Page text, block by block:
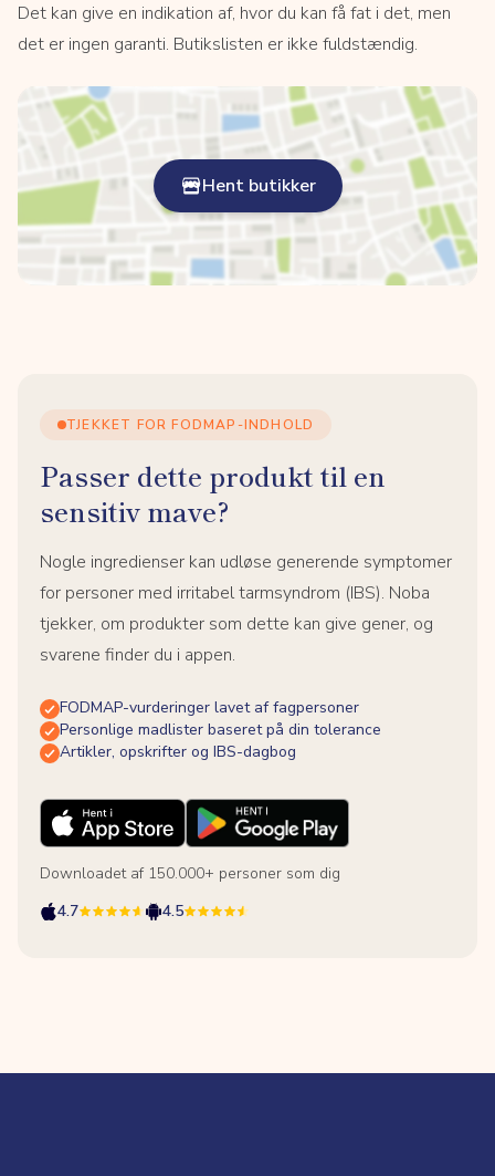
Det kan give en indikation af, hvor du kan få fat i det, men
det er ingen garanti. Butikslisten er ikke fuldstændig.
Hent butikker
TJEKKET FOR FODMAP-INDHOLD
Passer dette produkt til en
sensitiv mave?
Nogle ingredienser kan udløse generende symptomer
for personer med irritabel tarmsyndrom (IBS). Noba
tjekker, om produkter som dette kan give gener, og
svarene finder du i appen.
FODMAP-vurderinger lavet af fagpersoner
Personlige madlister baseret på din tolerance
Artikler, opskrifter og IBS-dagbog
Downloadet af 150.000+ personer som dig
4.7
4.5